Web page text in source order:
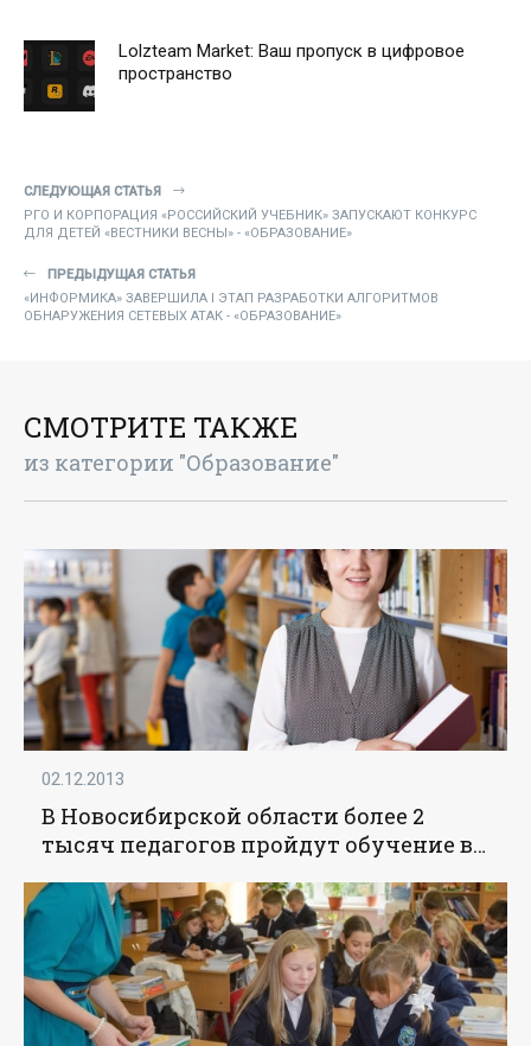
Lolzteam Market: Ваш пропуск в цифровое
пространство
СЛЕДУЮЩАЯ СТАТЬЯ
РГО И КОРПОРАЦИЯ «РОССИЙСКИЙ УЧЕБНИК» ЗАПУСКАЮТ КОНКУРС
ДЛЯ ДЕТЕЙ «ВЕСТНИКИ ВЕСНЫ» - «ОБРАЗОВАНИЕ»
ПРЕДЫДУЩАЯ СТАТЬЯ
«ИНФОРМИКА» ЗАВЕРШИЛА I ЭТАП РАЗРАБОТКИ АЛГОРИТМОВ
ОБНАРУЖЕНИЯ СЕТЕВЫХ АТАК - «ОБРАЗОВАНИЕ»
СМОТРИТЕ ТАКЖЕ
из категории "Образование"
02.12.2013
В Новосибирской области более 2
тысяч педагогов пройдут обучение в
профмастерства - «Образование»